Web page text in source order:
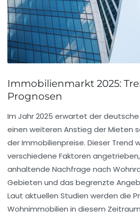
Immobilienmarkt 2025:
Prognosen
Im Jahr2025 erwartet der
einen weiteren Anstieg der Mieten
der Immobilienpreise. Dieser Trend
verschiedene Faktoren
anhaltende Nachfrage nach
Gebieten und das begrenzte
Laut aktuellen Studien werden die
Wohnimmobilien in diesem